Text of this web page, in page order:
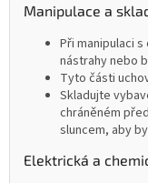
Manipulace a
Při manipulaci
nástrahy nebo
Tyto části
Skladujte
chráněném
sluncem, aby
Elektrická a